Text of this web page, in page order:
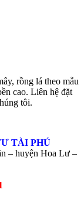
rồng lá theo mẫu
cao. Liên hệ đặt
tôi.
TÀI PHÚ
– huyện Hoa Lư –